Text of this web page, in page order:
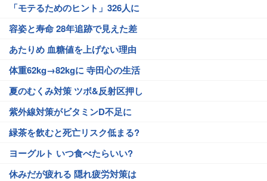
「モテるためのヒント」326人に
容姿と寿命 28年追跡で見えた差
あたりめ 血糖値を上げない理由
体重62kg→82kgに 寺田心の生活
夏のむくみ対策 ツボ&反射区押し
紫外線対策がビタミンD不足に
緑茶を飲むと死亡リスク低まる?
ヨーグルト いつ食べたらいい?
休みだが疲れる 隠れ疲労対策は